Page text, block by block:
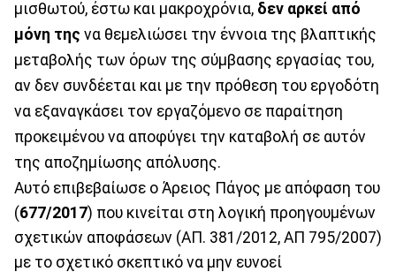
μισθωτού, έστω και μακροχρόνια, δεν αρκεί από
μόνη της να θεμελιώσει την έννοια της βλαπτικής
μεταβολής των όρων της σύμβασης εργασίας του,
αν δεν συνδέεται και με την πρόθεση του εργοδότη
να εξαναγκάσει τον εργαζόμενο σε παραίτηση
προκειμένου να αποφύγει την καταβολή σε αυτόν
της αποζημίωσης απόλυσης.
Αυτό επιβεβαίωσε ο Άρειος Πάγος με απόφαση του
(677/2017) που κινείται στη λογική προηγουμένων
σχετικών αποφάσεων (ΑΠ. 381/2012, ΑΠ 795/2007)
με το σχετικό σκεπτικό να μην ευνοεί